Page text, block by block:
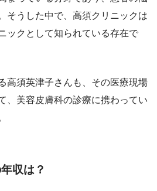
そうした中で、高須クリニックは
ックとして知られている存在で
高須英津子さんも、その医療現場
、美容皮膚科の診療に携わってい
収は？